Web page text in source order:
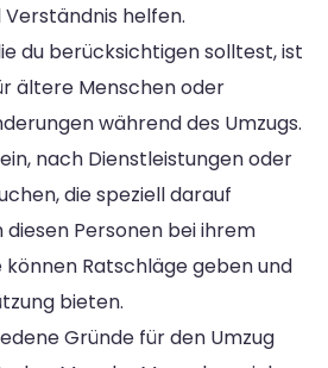
helfen.
du berücksichtigen solltest, ist
ältere Menschen oder
während des Umzugs.
nach Dienstleistungen oder
die speziell darauf
diesen Personen bei ihrem
können Ratschläge geben und
bieten.
Gründe für den Umzug